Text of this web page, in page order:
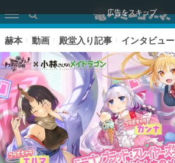
広告をスキップ
赫本 動画 殿堂入り記事 インタビュー